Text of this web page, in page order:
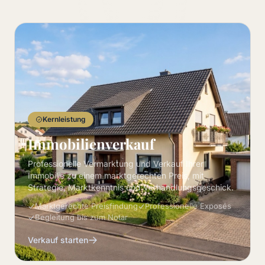
Kernleistung
Immobilienverkauf
Professionelle Vermarktung und Verkauf Ihrer
Immobilie zu einem marktgerechten Preis, mit
Strategie, Marktkenntnis und Verhandlungsgeschick.
Marktgerechte Preisfindung
Professionelle Exposés
Begleitung bis zum Notar
Verkauf starten